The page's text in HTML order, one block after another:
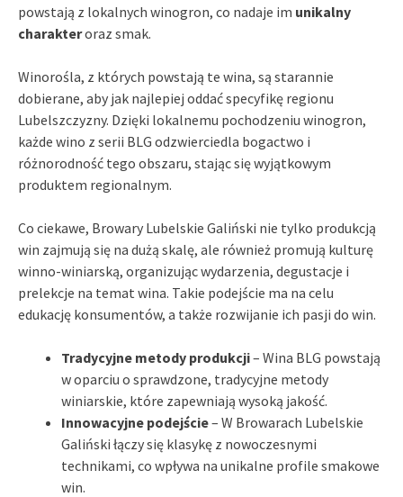
powstają z lokalnych winogron, co nadaje im unikalny
charakteroraz smak.
Winorośla, z których powstają te wina, są starannie
dobierane, aby jak najlepiej oddać specyfikę regionu
Lubelszczyzny. Dzięki lokalnemu pochodzeniu winogron,
każde wino z serii BLG odzwierciedla bogactwo i
różnorodność tego obszaru, stając się wyjątkowym
produktem regionalnym.
Co ciekawe, Browary Lubelskie Galiński nie tylko produkcją
win zajmują się na dużą skalę, ale również promują kulturę
winno-winiarską, organizując wydarzenia, degustacje i
prelekcje na temat wina. Takie podejście ma na celu
edukację konsumentów, a także rozwijanie ich pasji do win.
Tradycyjne metody produkcji– Wina BLG powstają
w oparciu o sprawdzone, tradycyjne metody
winiarskie, które zapewniają wysoką jakość.
Innowacyjne podejście– W Browarach Lubelskie
Galiński łączy się klasykę z nowoczesnymi
technikami, co wpływa na unikalne profile smakowe
win.